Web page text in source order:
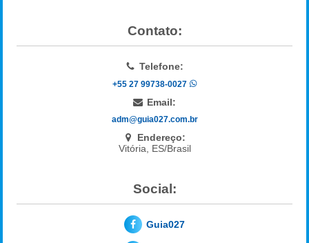
Contato:
Telefone:
+55 27 99738-0027
Email:
adm@guia027.com.br
Endereço:
Vitória, ES/Brasil
Social:
Guia027